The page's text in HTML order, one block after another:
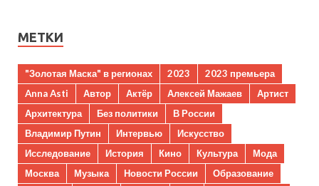
МЕТКИ
"Золотая Маска" в регионах 2023
2023 премьера
Anna Asti
Автор Актёр Алексей Мажаев
Артист
Архитектура
Без политики
В России
Владимир Путин
Интервью
Искусство
Исследование
История Кино Культура
Мода
Москва
Музыка Новости России
Образование